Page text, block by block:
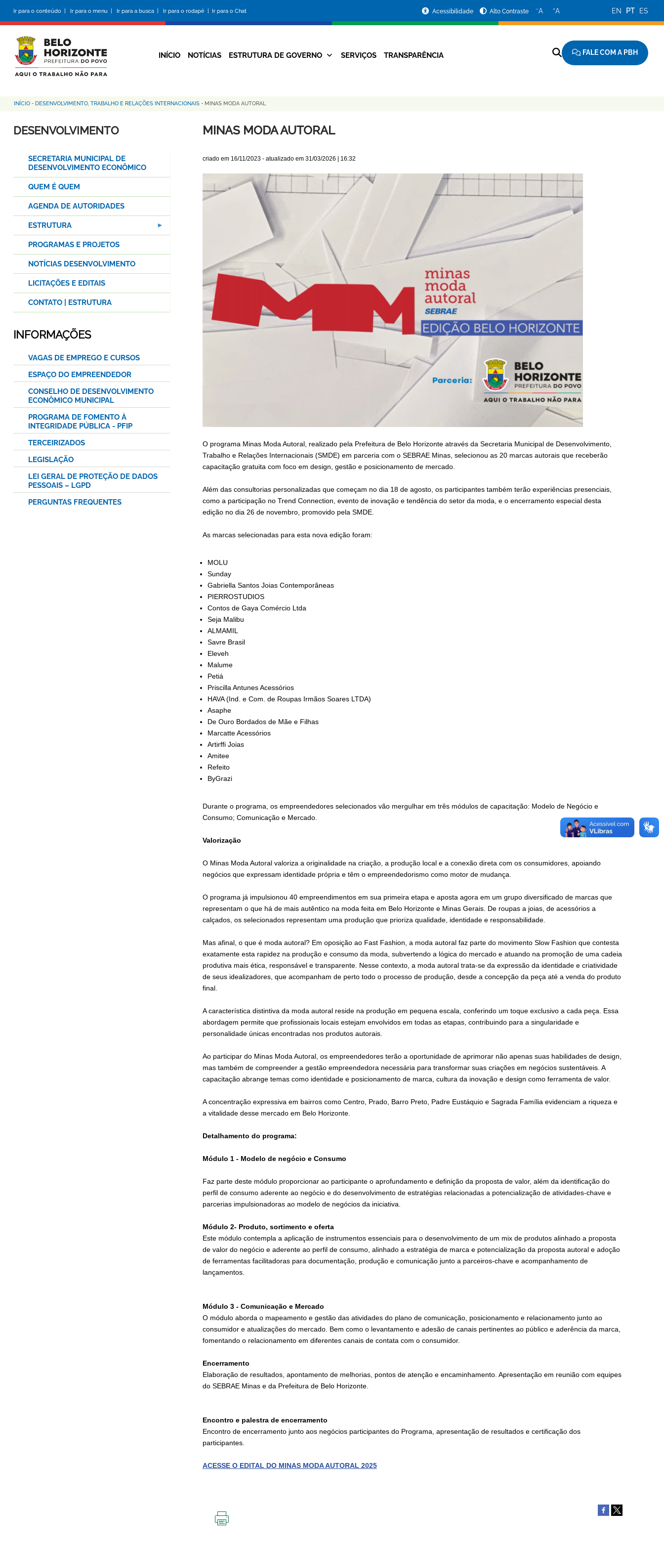
conteúdo
principal
Ir para o conteúdo | Ir para o menu | Ir para a busca | Ir para o rodapé | Ir para o Chat
da
Prefeitura
Acessibilidade Alto Contraste −A +A EN PT ES
Navegação
INÍCIO NOTÍCIAS ESTRUTURA DE GOVERNO SERVIÇOS TRANSPARÊNCIA FALE COM A PBH
Trilha
de
INÍCIO - DESENVOLVIMENTO, TRABALHO E RELAÇÕES INTERNACIONAIS - MINAS MODA AUTORAL
MINAS MODA AUTORAL
criado em 16/11/2023- atualizado em 31/03/2026 | 16:32
O programa Minas Moda Autoral, realizado pela Prefeitura de Belo Horizonte através da Secretaria Municipal de Desenvolvimento,
Trabalho e Relações Internacionais (SMDE) em parceria com o SEBRAE Minas, selecionou as 20 marcas autorais que receberão
capacitação gratuita com foco em design, gestão e posicionamento de mercado.
Além das consultorias personalizadas que começam no dia 18 de agosto, os participantes também terão experiências presenciais,
como a participação no Trend Connection, evento de inovação e tendência do setor da moda, e o encerramento especial desta
edição no dia 26 de novembro, promovido pela SMDE.
As marcas selecionadas para esta nova edição foram:
MOLU
Sunday
Gabriella Santos Joias Contemporâneas
PIERROSTUDIOS
Contos de Gaya Comércio Ltda
Seja Malibu
ALMAMIL
Savre Brasil
Eleveh
Malume
Petiá
Priscilla Antunes Acessórios
HAVA (Ind. e Com. de Roupas Irmãos Soares LTDA)
Asaphe
De Ouro Bordados de Mãe e Filhas
Marcatte Acessórios
Artirffi Joias
Amitee
Refeito
ByGrazi
Durante o programa, os empreendedores selecionados vão mergulhar em três módulos de capacitação: Modelo de Negócio e
Consumo; Comunicação e Mercado.
Valorização
O Minas Moda Autoral valoriza a originalidade na criação, a produção local e a conexão direta com os consumidores, apoiando
negócios que expressam identidade própria e têm o empreendedorismo como motor de mudança.
O programa já impulsionou 40 empreendimentos em sua primeira etapa e aposta agora em um grupo diversificado de marcas que
representam o que há de mais autêntico na moda feita em Belo Horizonte e Minas Gerais. De roupas a joias, de acessórios a
calçados, os selecionados representam uma produção que prioriza qualidade, identidade e responsabilidade.
Mas afinal, o que é moda autoral? Em oposição ao Fast Fashion, a moda autoral faz parte do movimento Slow Fashion que contesta
exatamente esta rapidez na produção e consumo da moda, subvertendo a lógica do mercado e atuando na promoção de uma cadeia
produtiva mais ética, responsável e transparente. Nesse contexto, a moda autoral trata-se da expressão da identidade e criatividade
de seus idealizadores, que acompanham de perto todo o processo de produção, desde a concepção da peça até a venda do produto
final.
A característica distintiva da moda autoral reside na produção em pequena escala, conferindo um toque exclusivo a cada peça. Essa
abordagem permite que profissionais locais estejam envolvidos em todas as etapas, contribuindo para a singularidade e
personalidade únicas encontradas nos produtos autorais.
Ao participar do Minas Moda Autoral, os empreendedores terão a oportunidade de aprimorar não apenas suas habilidades de design,
mas também de compreender a gestão empreendedora necessária para transformar suas criações em negócios sustentáveis. A
capacitação abrange temas como identidade e posicionamento de marca, cultura da inovação e design como ferramenta de valor.
A concentração expressiva em bairros como Centro, Prado, Barro Preto, Padre Eustáquio e Sagrada Família evidenciam a riqueza e
a vitalidade desse mercado em Belo Horizonte.
Detalhamento do programa:
Módulo 1 - Modelo de negócio e Consumo
Faz parte deste módulo proporcionar ao participante o aprofundamento e definição da proposta de valor, além da identificação do
perfil de consumo aderente ao negócio e do desenvolvimento de estratégias relacionadas a potencialização de atividades-chave e
parcerias impulsionadoras ao modelo de negócios da iniciativa.
Módulo 2- Produto, sortimento e oferta
Este módulo contempla a aplicação de instrumentos essenciais para o desenvolvimento de um mix de produtos alinhado a proposta
de valor do negócio e aderente ao perfil de consumo, alinhado a estratégia de marca e potencialização da proposta autoral e adoção
de ferramentas facilitadoras para documentação, produção e comunicação junto a parceiros-chave e acompanhamento de
lançamentos.
Módulo 3 - Comunicação e Mercado
O módulo aborda o mapeamento e gestão das atividades do plano de comunicação, posicionamento e relacionamento junto ao
consumidor e atualizações do mercado. Bem como o levantamento e adesão de canais pertinentes ao público e aderência da marca,
fomentando o relacionamento em diferentes canais de contata com o consumidor.
Encerramento
Elaboração de resultados, apontamento de melhorias, pontos de atenção e encaminhamento. Apresentação em reunião com equipes
do SEBRAE Minas e da Prefeitura de Belo Horizonte.
Encontro e palestra de encerramento
Encontro de encerramento junto aos negócios participantes do Programa, apresentação de resultados e certificação dos
participantes.
ACESSE O EDITAL DO MINAS MODA AUTORAL 2025
DESENVOLVIMENTO
SECRETARIA MUNICIPAL DE
DESENVOLVIMENTO ECONÔMICO
QUEM É QUEM
AGENDA DE AUTORIDADES
ESTRUTURA
PROGRAMAS E PROJETOS
NOTÍCIAS DESENVOLVIMENTO
LICITAÇÕES E EDITAIS
CONTATO | ESTRUTURA
INFORMAÇÕES
VAGAS DE EMPREGO E CURSOS
ESPAÇO DO EMPREENDEDOR
CONSELHO DE DESENVOLVIMENTO
ECONÔMICO MUNICIPAL
PROGRAMA DE FOMENTO À
INTEGRIDADE PÚBLICA - PFIP
TERCEIRIZADOS
LEGISLAÇÃO
LEI GERAL DE PROTEÇÃO DE DADOS
PESSOAIS – LGPD
PERGUNTAS FREQUENTES